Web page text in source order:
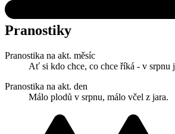
Pranostiky
Pranostika na akt. měsíc
Ať si kdo chce, co chce říká - v srpnu
Pranostika na akt. den
Málo plodů v srpnu, málo včel z jara.